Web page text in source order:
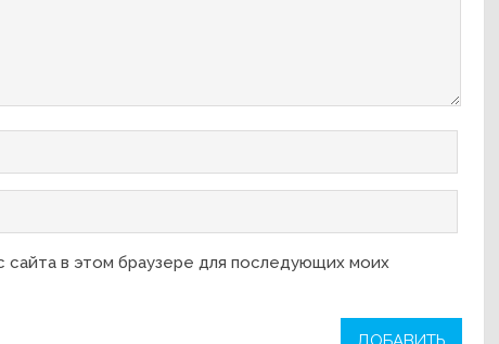
сайта в этом браузере для последующих моих